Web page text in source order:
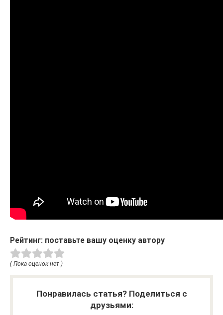
Рейтинг: поставьте вашу оценку автору
( Пока оценок нет )
Понравилась статья? Поделиться с
друзьями: